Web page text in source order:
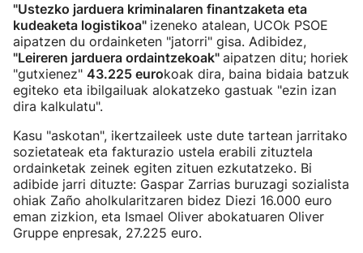
"Ustezko jarduera kriminalaren finantzaketa eta
kudeaketa logistikoa" izeneko atalean, UCOk PSOE
aipatzen du ordainketen "jatorri" gisa. Adibidez,
"Leireren jarduera ordaintzekoak" aipatzen ditu; horiek
"gutxienez" 43.225 eurokoak dira, baina bidaia batzuk
egiteko eta ibilgailuak alokatzeko gastuak "ezin izan
dira kalkulatu".
Kasu "askotan", ikertzaileek uste dute tartean jarritako
sozietateak eta fakturazio ustela erabili zituztela
ordainketak zeinek egiten zituen ezkutatzeko. Bi
adibide jarri dituzte: Gaspar Zarrias buruzagi sozialista
ohiak Zaño aholkularitzaren bidez Diezi 16.000 euro
eman zizkion, eta Ismael Oliver abokatuaren Oliver
Gruppe enpresak, 27.225 euro.